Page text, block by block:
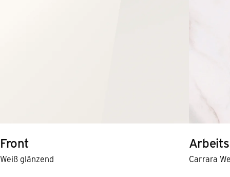
Front
Weiß glänzend Carrara